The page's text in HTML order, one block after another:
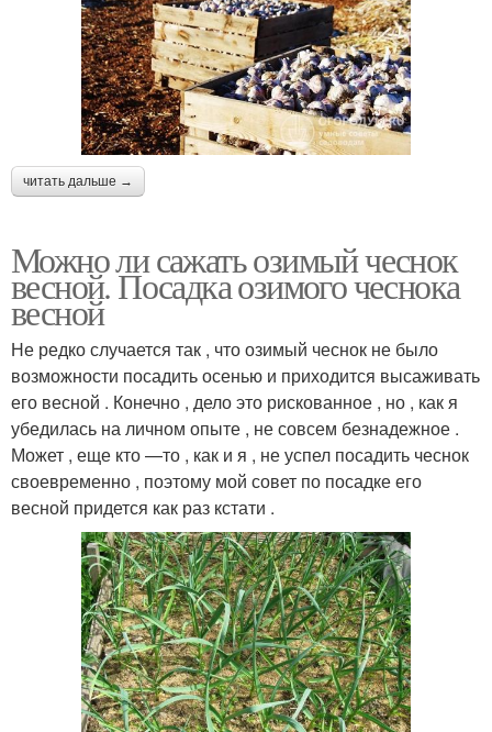
читать дальше →
Можно ли сажать озимый чеснок
весной. Посадка озимого чеснока
весной
Не редко случается так , что озимый чеснок не было
возможности посадить осенью и приходится высаживать
его весной . Конечно , дело это рискованное , но , как я
убедилась на личном опыте , не совсем безнадежное .
Может , еще кто —то , как и я , не успел посадить чеснок
своевременно , поэтому мой совет по посадке его
весной придется как раз кстати .